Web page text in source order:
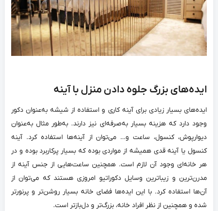
ایده‌های بزرگ جلوه دادن منزل با آینه
ایده‌های بسیار زیادی برای آینه کاری و استفاده از شیشه به‌عنوان دکور
وجود دارد که هزینه بسیار به‌صرفه‌ای نیز دارند. به‌طور مثال به‌عنوان
دیوارپوش، کنسول، ساعت و… می‌توان از آینه‌ها استفاده کرد. آینه
کنسول یا آینه قدی همیشه از مواردی بوده که بسیار پرکاربرد بوده و در
هر خانه‌ای وجود آن لازم است‌. همچنین ساعت‌هایی از جنس آینه از
مدرن‌ترین و زیباترین وسایل دکوراتیو امروزی هستند که می‌توان از
آن‌ها استفاده کرد. با این ایده‌ها فضای خانه بسیار روشن‌تر و پرنورتر
شده و همچنین از نظر افراد خانه، بزرگ‌تر و دل‌بازتر است.